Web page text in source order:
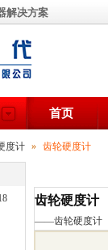
解决方案
首页
度计 » 齿轮硬度计
齿轮硬度计
——齿轮硬度计